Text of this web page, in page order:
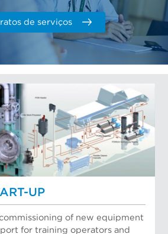
de serviços
UP
of new equipment
for training operators and